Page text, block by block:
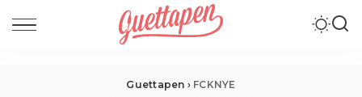
Guettapen › FCKNYE